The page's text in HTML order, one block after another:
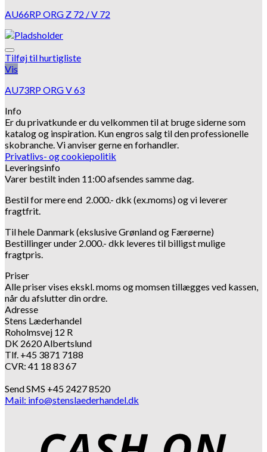
AU66RP ORG Z 72 / V 72
Tilføj til hurtigliste
Vis
AU73RP ORG V 63
Info
Er du privatkunde er du velkommen til at bruge siderne som
katalog og inspiration. Kun engros salg til den professionelle
skobranche.Vi anviser gerne en forhandler.
Privatlivs- og cookiepolitik
Leveringsinfo
Varer bestilt inden 11:00 afsendes samme dag.
Bestil for mere end 2.000.- dkk (ex.moms) og vi leverer
fragtfrit.
Til hele Danmark (ekslusive Grønland og Færøerne)
Bestillinger under 2.000.- dkk leveres til billigst mulige
fragtpris.
Priser
Alle priser vises ekskl. moms og momsen tillægges ved kassen,
når du afslutter din ordre.
Adresse
Stens Læderhandel
Roholmsvej 12 R
DK 2620 Albertslund
Tlf. +45 3871 7188
CVR: 41 18 83 67
Send SMS +45 2427 8520
Mail: info@stenslaederhandel.dk